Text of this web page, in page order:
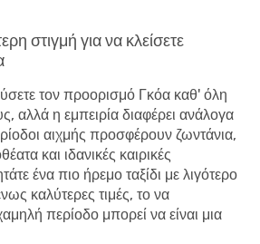
στιγμή για να κλείσετε
τον προορισμό Γκόα καθ' όλη
αλλά η εμπειρία διαφέρει ανάλογα
αιχμής προσφέρουν ζωντάνια,
και ιδανικές καιρικές
ένα πιο ήρεμο ταξίδι με λιγότερο
καλύτερες τιμές, το να
περίοδο μπορεί να είναι μια